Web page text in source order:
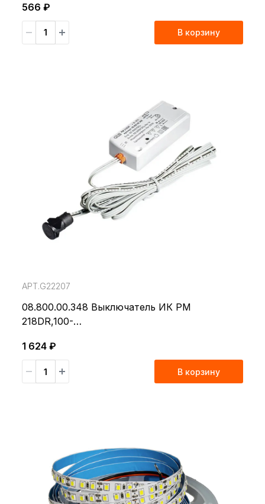
566 ₽
В корзину
АРТ.G22207
08.800.00.348 Выключатель ИК РМ
218DR,100-
мм,D=14мм,белый
1 624 ₽
В корзину